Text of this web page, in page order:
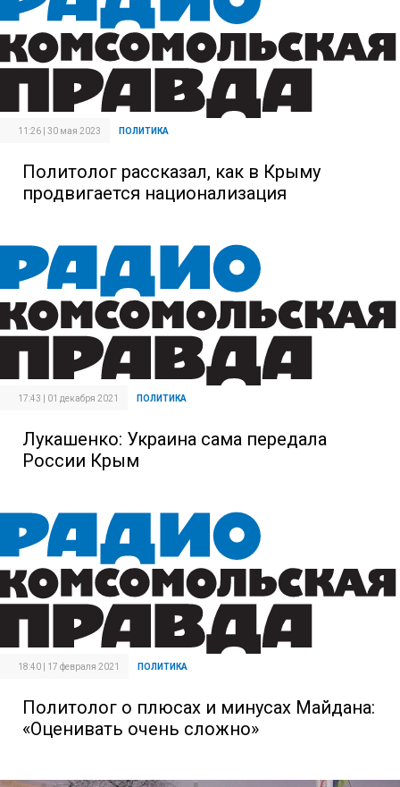
11:26 | 30 мая 2023 ПОЛИТИКА
Политолог рассказал, как в Крыму
продвигается национализация
17:43 | 01 декабря 2021 ПОЛИТИКА
Лукашенко: Украина сама передала
России Крым
18:40 | 17 февраля 2021 ПОЛИТИКА
Политолог о плюсах и минусах Майдана:
«Оценивать очень сложно»